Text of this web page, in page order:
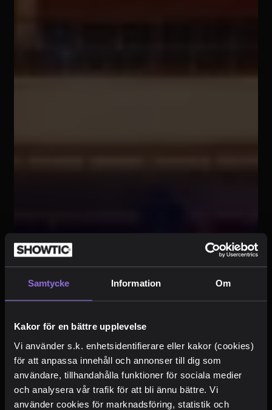
Samtycke Information Om
Kakor för en bättre upplevelse
Vi använder s.k. enhetsidentifierare eller kakor (cookies)
för att anpassa innehåll och annonser till dig som
användare, tillhandahålla funktioner för sociala medier
och analysera vår trafik för att bli ännu bättre. Vi
använder cookies för marknadsföring, statistik och